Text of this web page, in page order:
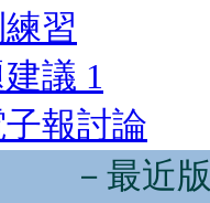
習
議 1
報討論
－最近